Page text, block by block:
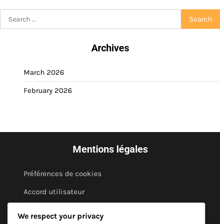
for:
Archives
March 2026
February 2026
Mentions légales
Préférences de cookies
Accord utilisateur
We respect your privacy